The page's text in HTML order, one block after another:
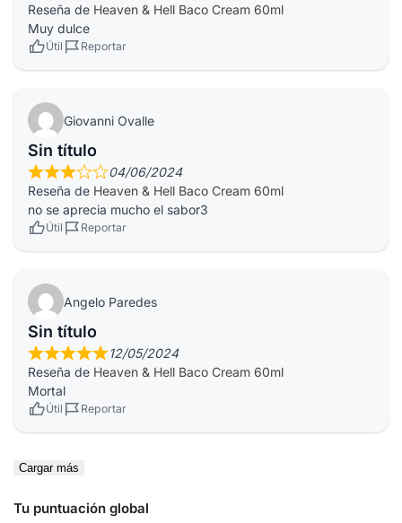
Reseña de Heaven & Hell Baco Cream 60ml
Muy dulce
Útil Reportar
Giovanni Ovalle
Sin título
04/06/2024
Reseña de Heaven & Hell Baco Cream 60ml
no se aprecia mucho el sabor3
Útil Reportar
Angelo Paredes
Sin título
12/05/2024
Reseña de Heaven & Hell Baco Cream 60ml
Mortal
Útil Reportar
Cargar más
Tu puntuación global